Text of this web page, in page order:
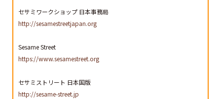
セサミワークショップ 日本事務局
http://sesamestreetjapan.org
Sesame Street
https://www.sesamestreet.org
セサミストリート 日本国版
http://sesame-street.jp